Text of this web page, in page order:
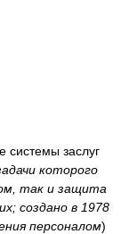
системы заслуг
которого
так и защита
создано в 1978
персоналом)